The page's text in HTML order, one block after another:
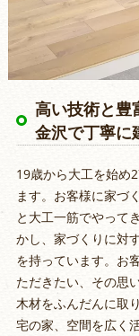
高い技術と豊
金沢で丁寧に
19歳から大工を始め
ます。お客様に家づ
と大工一筋でやって
かし、家づくりに対
を持っています。お
ただきたい、その思
木材をふんだんに取
宅の家、空間を広く